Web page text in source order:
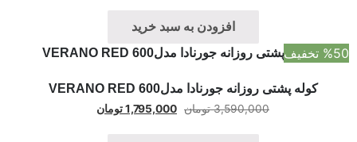
افزودن به سبد خرید
تخفیف
کوله پشتی روزانه جورنادا مدلVERANO RED 600
3,590,000 تومان 1,795,000تومان